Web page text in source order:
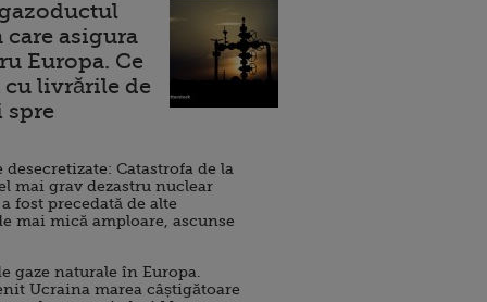
asigura
Europa. Ce
cu livrările de
spre
desecretizate: Catastrofa de la
mai grav dezastru nuclear
fost precedată de alte
mai mică amploare, ascunse
gaze naturale în Europa.
Ucraina marea câștigătoare